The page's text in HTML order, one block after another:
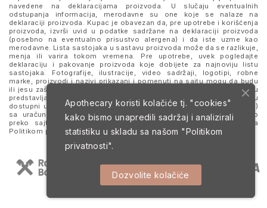
navedene na deklaracijama proizvoda. U slučaju eventualnih
odstupanja informacija, merodavne su one koje se nalaze na
deklaraciji proizvoda. Kupac je obavezan da, pre upotrebe i korišćenja
proizvoda, izvrši uvid u podatke sadržane na deklaraciji proizvoda
(posebno na eventualno prisustvo alergena) i da iste uzme kao
merodavne. Lista sastojaka u sastavu proizvoda može da se razlikuje,
menja ili varira tokom vremena. Pre upotrebe, uvek pogledajte
deklaraciju i pakovanje proizvoda koje dobijete za najnoviju listu
sastojaka. Fotografije, ilustracije, video sadržaji, logotipi, robne
marke, proizvodi i nazivi prikazani i pomenuti na sajtu mogu da budu
ili jesu zaštitni znaci njihovih kompanija. Proizvodi prikazani na sajtu
predstavljaju deo ponude za poručivanje i ne podrazumeva se da su
dostupni u svakom trenutku. Sve cene su izražene u dinarima (RSD)
sa uračunatim PDV-om, dok je poručivanje omogućeno isključivo
preko sajta. Nastavkom i upotrebom ovog sajta slažete se sa
Politikom privatnostiiUslovima korišćenja i prodaje.
Apothecary koristi kolačiće tj. "cookies"
kako bismo unapredili sadržaj i analizirali
statistiku u skladu sa našom "Politikom
privatnosti".
Dozvolite kolačiće